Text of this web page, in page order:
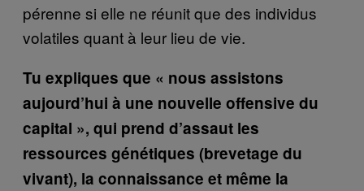
pérenne si elle ne réunit que des individus
volatiles quant à leur lieu de vie.
Tu expliques que « nous assistons
aujourd’hui à une nouvelle offensive du
capital », qui prend d’assaut les
ressources génétiques (brevetage du
vivant), la connaissance et même la